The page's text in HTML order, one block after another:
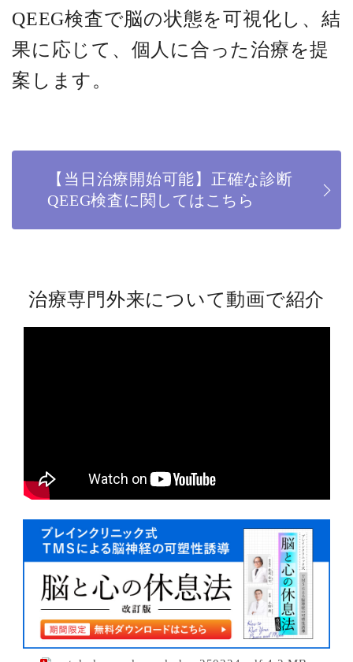
QEEG検査で脳の状態を可視化し、結
果に応じて、 個人に合った治療を提
案します。
【当日治療開始可能】正確な診断
QEEG検査に関してはこちら
治療専門外来について動画で紹介